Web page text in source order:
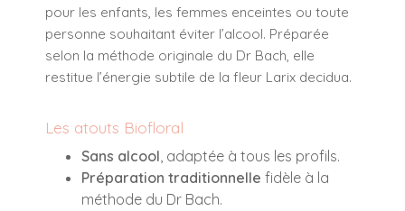
pour les enfants, les femmes enceintes ou toute
personne souhaitant éviter l’alcool. Préparée
selon la méthode originale du Dr Bach, elle
restitue l’énergie subtile de la fleur Larix decidua.
Les atouts Biofloral
Sans alcool , adaptée à tous les profils.
Préparation traditionnelle fidèle à la
méthode du Dr Bach.